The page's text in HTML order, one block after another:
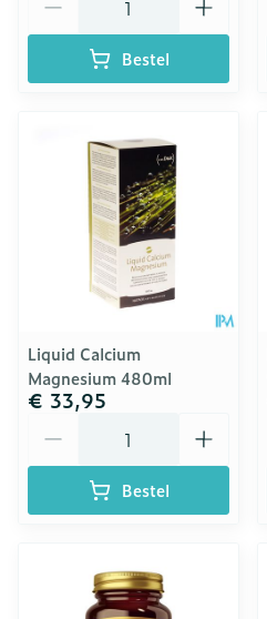
Bestel
Liquid Calcium
Magnesium 480ml
€ 33,95
Bestel